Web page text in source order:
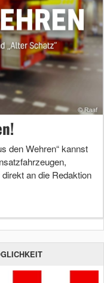
den Wehren“ kannst
an die Redaktion